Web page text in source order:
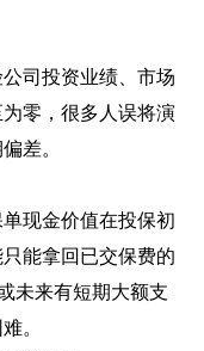
司投资业绩、市场
零，很多人误将演
差。
现金价值在投保初
能拿回已交保费的
未来有短期大额支
。